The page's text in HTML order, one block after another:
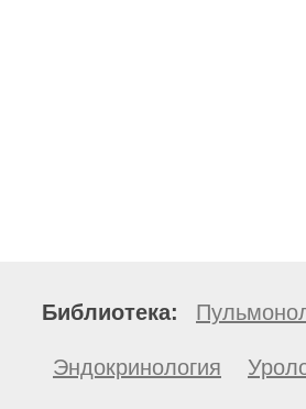
Библиотека:
Эндокринология